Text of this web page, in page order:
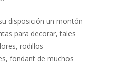
disposición un montón
para decorar, tales
rodillos
fondant de muchos